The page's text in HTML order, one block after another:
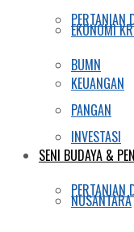
PERTANIAN
BUMN
PANGAN
SENI BUDAYA &
NUSANTARA
EKONOMI
KEUANGAN
INVESTASI
PERTANIAN